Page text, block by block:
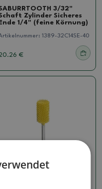
3/32"
Zylinder Sicheres
Ende 1/4" (feine Körnung)
1389-32C14SE-40
€